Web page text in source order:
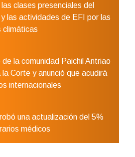
clases presenciales del
las actividades de EFI por las
climáticas
de la comunidad Paichil Antriao
Corte y anunció que acudirá
internacionales
una actualización del 5%
médicos